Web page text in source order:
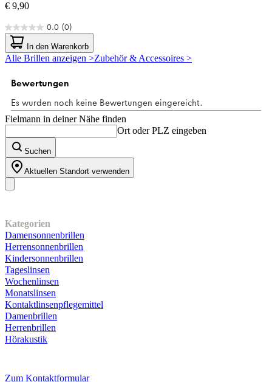
€ 9,90
0.0 (0)
0.0
von
5
Sternen.
In den Warenkorb
Alle Brillen anzeigen >Zubehör & Accessoires >
Fielmann in deiner Nähe finden
Ort oder PLZ eingeben
Suchen
Aktuellen Standort verwenden
Kategorien
Damensonnenbrillen
Herrensonnenbrillen
Kindersonnenbrillen
Tageslinsen
Wochenlinsen
Monatslinsen
Kontaktlinsenpflegemittel
Damenbrillen
Herrenbrillen
Hörakustik
Zum Kontaktformular